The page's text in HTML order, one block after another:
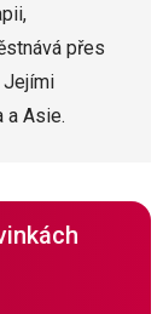
přes
Jejími
a Asie.